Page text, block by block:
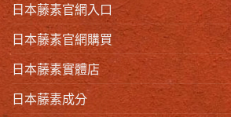
日本藤素官網入口
日本藤素官網購買
日本藤素實體店
日本藤素成分